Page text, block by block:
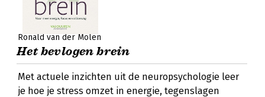
Ronald van der Molen
Het bevlogen brein
Met actuele inzichten uit de neuropsychologie leer
je hoe je stress omzet in energie, tegenslagen